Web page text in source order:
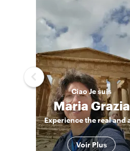
CiaoJe suis
Maria Grazia
Voir Plus